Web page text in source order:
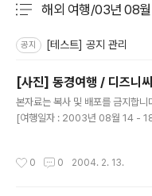
해외 여행/03년 08월
공지 [테스트] 공지 관리
[사진] 동경여행 / 디즈니
본자료는 복사 및 배포를 금지합
[여행일자 : 2003년 08월 14 -
0 0 2004. 2. 13.